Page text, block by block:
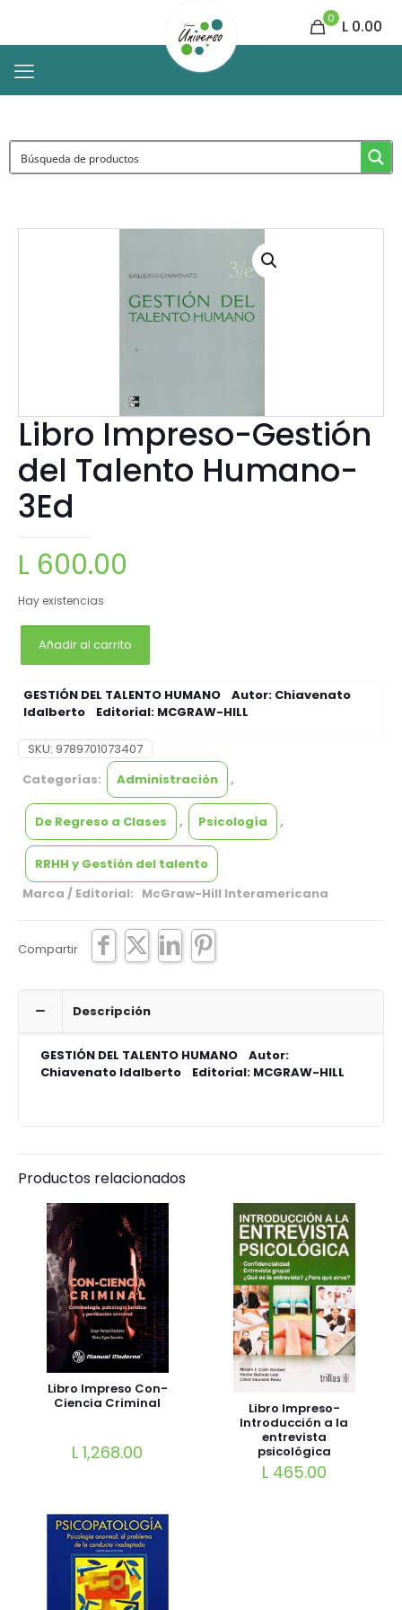
0 L 0.00
Libro Impreso-Gestión
del Talento Humano-
3Ed
L 600.00
Hay existencias
Añadir al carrito
GESTIÓN DEL TALENTO HUMANO Autor: Chiavenato
Idalberto Editorial: MCGRAW-HILL
SKU: 9789701073407
Categorías:
Administración ,
De Regreso a Clases , Psicología ,
RRHH y Gestión del talento
Marca / Editorial: McGraw-Hill Interamericana
Compartir
Descripción
GESTIÓN DEL TALENTO HUMANO Autor:
Chiavenato Idalberto Editorial: MCGRAW-HILL
Productos relacionados
Libro Impreso Con-
Ciencia Criminal
L 1,268.00
Libro Impreso-
Introducción a la
entrevista
psicológica
L 465.00